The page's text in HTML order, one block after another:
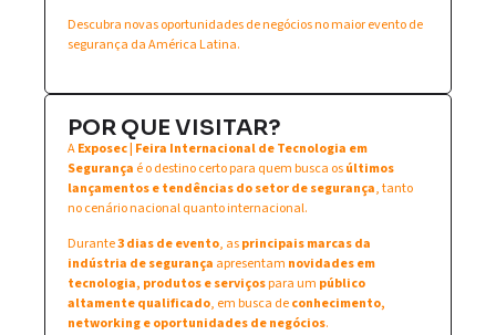
Descubra novas oportunidades de negócios no maior evento de
segurança da América Latina.
POR QUE VISITAR?
AExposec | Feira Internacional de Tecnologia em
Segurança é o destino certo para quem busca osúltimos
lançamentos e tendências do setor de segurança, tanto
no cenário nacional quanto internacional.
Durante3 dias de evento, asprincipais marcas da
indústria de segurança apresentam novidades em
tecnologia, produtos e serviçospara um público
altamente qualificado, em busca deconhecimento,
networking e oportunidades de negócios.